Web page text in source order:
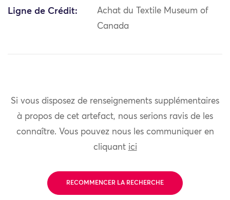
Ligne de Crédit:
Achat du Textile Museum of
Canada
Si vous disposez de renseignements supplémentaires
à propos de cet artefact, nous serions ravis de les
connaître. Vous pouvez nous les communiquer en
cliquant ici
RECOMMENCER LA RECHERCHE